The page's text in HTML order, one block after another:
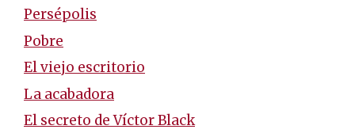
Persépolis
Pobre
El viejo escritorio
La acabadora
El secreto de Víctor Black